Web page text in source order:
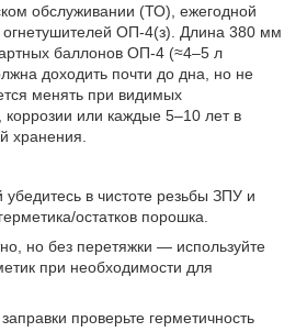
обслуживании (ТО), ежегодной
огнетушителей ОП-4(з). Длина 380 мм
баллонов ОП-4 (≈4–5 л
доходить почти до дна, но не
менять при видимых
коррозии или каждые 5–10 лет в
хранения.
убедитесь в чистоте резьбы ЗПУ и
остатков порошка.
но без перетяжки — используйте
при необходимости для
проверьте герметичность